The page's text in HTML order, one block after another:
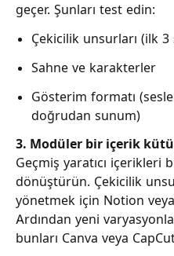
geçer. Şunları test edin:
Çekicilik unsurları (ilk 3
Sahne ve karakterler
Gösterim formatı
doğrudan sunum)
3. Modüler bir içerik
Geçmiş yaratıcı içerikleri
dönüştürün. Çekicilik
yönetmek için Notion
Ardından yeni
bunları Canva veya